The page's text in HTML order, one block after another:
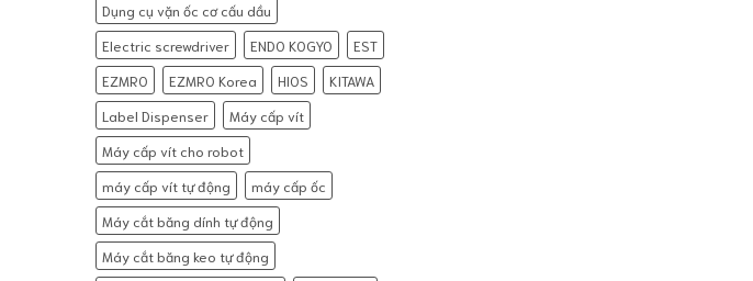
Dụng cụ vặn ốc cơ cấu dầu
Electric screwdriver
ENDO KOGYO
EST
EZMRO
EZMRO Korea HIOS
KITAWA
Label Dispenser
Máy cấp vít
Máy cấp vít cho robot
máy cấp vít tự động
máy cấp ốc
Máy cắt băng dính tự động
Máy cắt băng keo tự động